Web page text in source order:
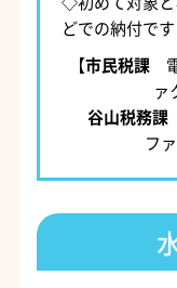
どでの納付です
【市民税課
ァ
谷山税務課
フ